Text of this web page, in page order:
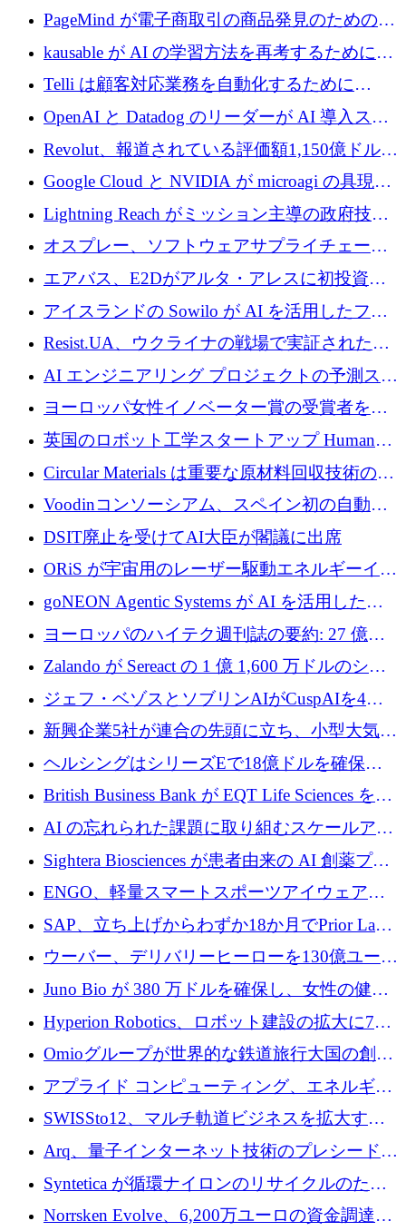
メールを再考するために 320 万ドルを調達し
てステルスから浮上
PageMind が電子商取引の商品発見のための
AI を拡張するために 120 万ユーロを調達
kausable が AI の学習方法を再考するために
1,200 万ユーロを調達
Telli は顧客対応業務を自動化するために
1,500 万ドルのシードを確保
OpenAI と Datadog のリーダーが AI 導入スタ
ートアップ Arrakis を支援
Revolut、報道されている評価額1,150億ドルで
の新たな二次株式売却を確認
Google Cloud と NVIDIA が microagi の具現化
された AI の野望を推進
Lightning Reach がミッション主導の政府技術
グループとしてポートフォリオを拡大し ETG
に買収
オスプレー、ソフトウェアサプライチェーン
攻撃を阻止するために265万ドルを確保
エアバス、E2Dがアルタ・アレスに初投資、
欧州防衛技術ファンドに5億ユーロを拠出
アイスランドの Sowilo が AI を活用したファ
ッション製品インテリジェンス プラットフォ
ームを拡大するためにプレシードを調達
Resist.UA、ウクライナの戦場で実証された防
衛技術を拡大するために5,000万ユーロの欧州
基金を立ち上げる
AI エンジニアリング プロジェクトの予測スタ
ートアップ Cascade が a16z アクセラレータか
らの支援を獲得
ヨーロッパ女性イノベーター賞の受賞者を紹
介します
英国のロボット工学スタートアップ Humanoid
がシリーズ A 1 億 5,200 万ドルで評価額 13 億
5,000 万ドルに到達
Circular Materials は重要な原材料回収技術の拡
張に 1,180 万ユーロを確保
Voodinコンソーシアム、スペイン初の自動木
製ブレード工場の建設にEU補助金4,800万ユ
ーロを確保
DSIT廃止を受けてAI大臣が閣議に出席
ORiS が宇宙用のレーザー駆動エネルギーイン
フラの構築に 500 万ユーロを調達
goNEON Agentic Systems が AI を活用したイ
ンフラ計画を加速するために 16 万ユーロを確
ヨーロッパのハイテク週刊誌の要約: 27 億ユ
ーロを超える 60 以上のハイテク資金調達取引
Zalando が Sereact の 1 億 1,600 万ドルのシリ
ーズ B に参加し、AI を活用した倉庫自動化を
ジェフ・ベゾスとソブリンAIがCuspAIを4億
5,000万ドルの資金調達で支援
新興企業5社が連合の先頭に立ち、小型大気質
センサーをEUのクリーンエア政策の中心に据
ヘルシングはシリーズEで18億ドルを確保、
ウーバーはデリバリー・ヒーローを130億ユー
銀行を立ち上げる
British Business Bank が EQT Life Sciences を
2,500 万ユーロのコミットメントで支援
AI の忘れられた課題に取り組むスケールアッ
プを実現: カメラロール
Sightera Biosciences が患者由来の AI 創薬プラ
ットフォームを拡大するために 300 万ユーロ
のプレシードをクローズ
ENGO、軽量スマートスポーツアイウェアの
進歩のために510万ユーロを調達
SAP、立ち上げからわずか18か月でPrior Labs
を10億ユーロ以上の契約で買収
ウーバー、デリバリーヒーローを130億ユーロ
の契約で買収、99か国にまたがるプラットフ
ォームを構築
Juno Bio が 380 万ドルを確保し、女性の健康
専用の初のシーケンスラボを開設
Hyperion Robotics、ロボット建設の拡大に740
万ドルを確保
Omioグループが世界的な鉄道旅行大国の創設
を目指してRail Europeを買収
アプライド コンピューティング、エネルギー
向け基盤 AI の拡張に 2,000 万ドルを調達
SWISSto12、マルチ軌道ビジネスを拡大する
ためにシリーズCで7,000万ドルを調達
Arq、量子インターネット技術のプレシードと
して140万ドルを確保
Syntetica が循環ナイロンのリサイクルのため
にシリーズ A で 3,000 万ドルを調達
Norrsken Evolve、6,200万ユーロの資金調達